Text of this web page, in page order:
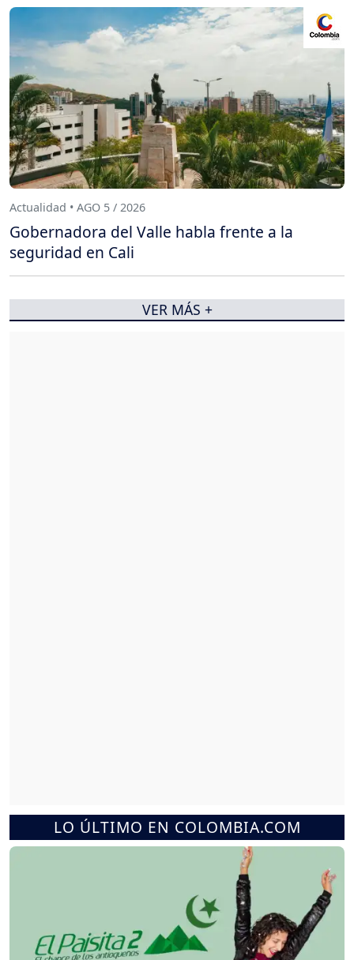
LO ÚLTIMO EN COLOMBIA.COM
Actualidad • AGO 5 / 2026
Gobernadora del Valle habla frente a la
seguridad en Cali
VER MÁS +